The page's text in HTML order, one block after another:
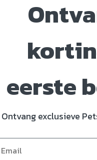
eerste
Ontvang exclusieve